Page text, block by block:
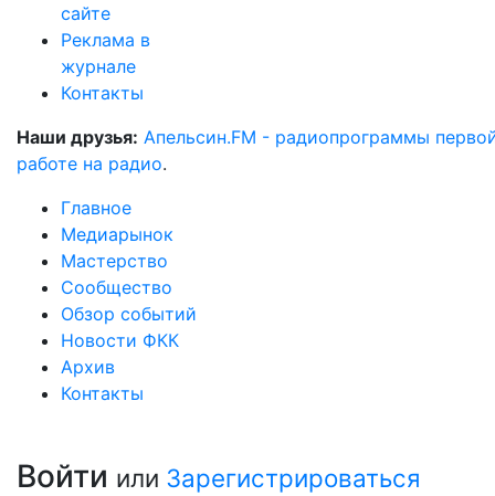
сайте
Реклама в
журнале
Контакты
Наши друзья: Апельсин.FM - радиопрограммы
работе на радио.
Главное
Медиарынок
Мастерство
Сообщество
Обзор событий
Новости ФКК
Архив
Контакты
Войти или Зарегистрироваться